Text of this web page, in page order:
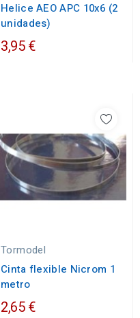
Helice AEO APC 10x6 (2
unidades)
3,95 €
Tormodel
Cinta flexible Nicrom 1
metro
2,65 €